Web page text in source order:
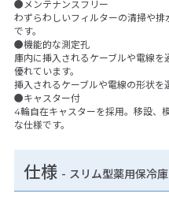
●メンテナンスフリー
わずらわしいフィルターの清掃や
です。
●機能的な測定孔
庫内に挿入されるケーブルや電線
優れています。
挿入されるケーブルや電線の形状を
●キャスター付
4輪自在キャスターを採用。移設、
な仕様です。
仕様 - スリム型薬用保冷